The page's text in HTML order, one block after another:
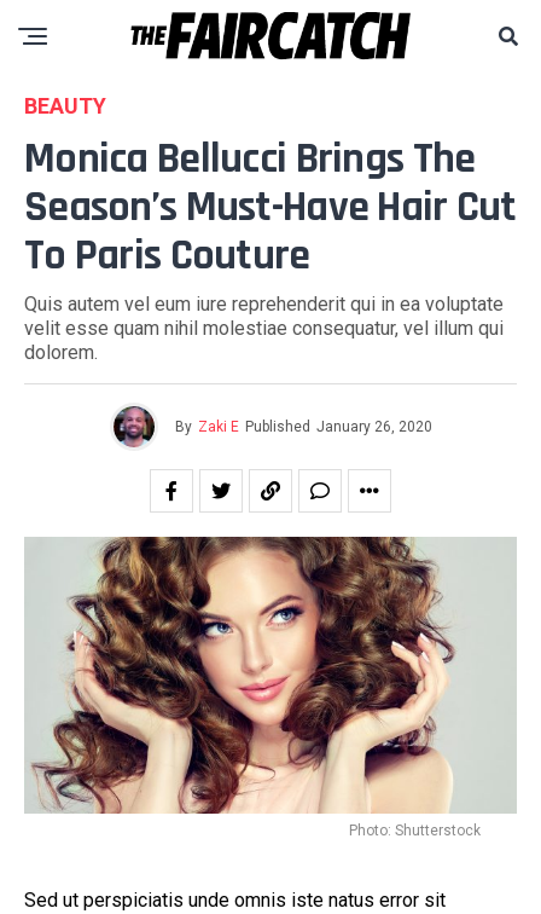
BEAUTY
Monica Bellucci Brings The
Season’s Must-Have Hair Cut
To Paris Couture
Quis autem vel eum iure reprehenderit qui in ea voluptate
velit esse quam nihil molestiae consequatur, vel illum qui
dolorem.
By Zaki E Published January 26, 2020
Photo: Shutterstock
Sed ut perspiciatis unde omnis iste natus error sit